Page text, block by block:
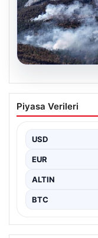
52 orman
9 şüpheli
Kişi Tutuklandı”,
Piyasa Verileri
USD
EUR
ALTIN
BTC